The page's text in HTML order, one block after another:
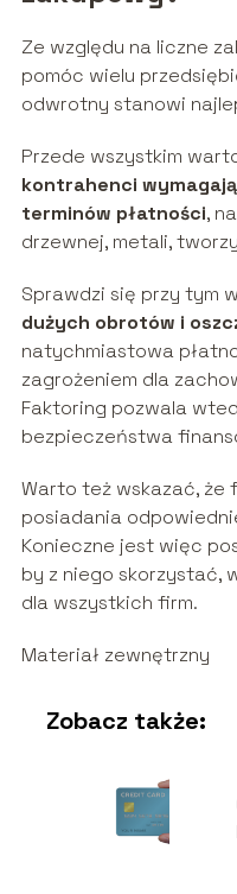
Ze względu na liczne
pomóc wielu
odwrotny stanowi
Przede wszystkim
kontrahenci
terminów płatności,
drzewnej, metali,
Sprawdzi się przy tym
dużych obrotów i
natychmiastowa
zagrożeniem dla
Faktoring pozwala
bezpieczeństwa
Warto też wskazać, że
posiadania
Konieczne jest więc
by z niego skorzystać,
dla wszystkich firm.
Materiał zewnętrzny
Zobacz także: